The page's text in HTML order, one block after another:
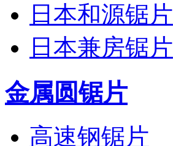
日本和源锯片
日本兼房锯片
金属圆锯片
高速钢锯片